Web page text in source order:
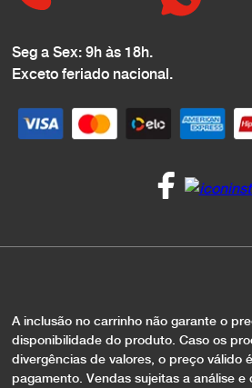
Seg a Sex: 9h às 18h.
Exceto feriado nacional.
A inclusão no carrinho não garante o
disponibilidade do produto. Caso os
divergências de valores, o preço válido
pagamento. Vendas sujeitas a análise